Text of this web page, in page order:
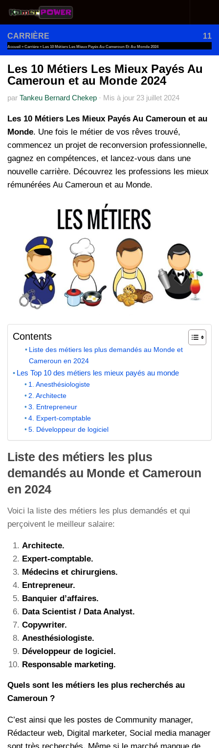
Au dessous du contenu
CARRIÈRE 11
Accueil » Carrière » Les 10 Métiers Les Mieux Payés Au Cameroun Et Au Monde 2024
Les 10 Métiers Les Mieux Payés Au
Cameroun et au Monde 2024
par Tankeu Bernard Chekep · Mis à jour 23 juillet 2024
Les 10 Métiers Les Mieux Payés Au Cameroun et au
Monde. Une fois le métier de vos rêves trouvé,
commencez un projet de reconversion professionnelle,
gagnez en compétences, et lancez-vous dans une
nouvelle carrière. Découvrez les professions les mieux
rémunérées Au Cameroun et au Monde.
Contents
Liste des métiers les plus demandés au Monde et
Cameroun en 2024
Les Top 10 des métiers les mieux payés au monde
1. Anesthésiologiste
2. Architecte
3. Entrepreneur
4. Expert-comptable
5. Développeur de logiciel
Liste des métiers les plus
demandés au Monde et Cameroun
en 2024
Voici la liste des métiers les plus demandés et qui
perçoivent le meilleur salaire:
Architecte.
Expert-comptable.
Médecins et chirurgiens.
Entrepreneur.
Banquier d’affaires.
Data Scientist / Data Analyst.
Copywriter.
Anesthésiologiste.
Développeur de logiciel.
Responsable marketing.
Quels sont les métiers les plus recherchés au
Cameroun ?
C’est ainsi que les postes de Community manager,
Rédacteur web, Digital marketer, Social media manager